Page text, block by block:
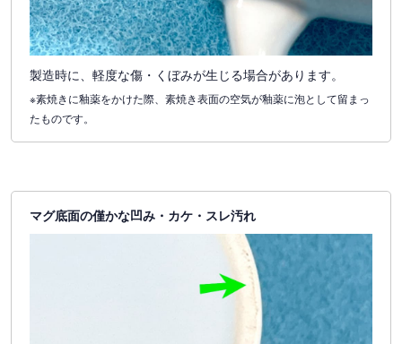
製造時に、軽度な傷・くぼみが生じる場合があります。
※素焼きに釉薬をかけた際、素焼き表面の空気が釉薬に泡として留まっ
たものです。
マグ底面の僅かな凹み・カケ・スレ汚れ